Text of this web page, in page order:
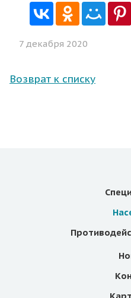
7 декабря 2020
Возврат к списку